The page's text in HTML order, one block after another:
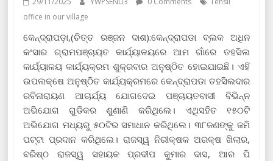
office in our village
କେନ୍ଦ୍ରାପଡ଼ା,(ଚିତ୍ତ ରଞ୍ଜନ ଦାଶ):କେନ୍ଦ୍ରାପଡା ବ୍ଲକ ଅଧିନ
କଂସାର ଗ୍ରାମପଞ୍ଚାୟତ କାର୍ଯ୍ୟାଳୟରେ ଆମ ଗାଁରେ ତହସିଲ
କାର୍ଯ୍ୟାଳୟ କାର୍ଯ୍ୟକ୍ରମ ଶୁକ୍ରବାର ଅନୁଷ୍ଠିତ ହୋଇଯାଇଛି। ଏହି
ଉପଲକ୍ଷେ ଅନୁଷ୍ଠିତ କାର୍ଯ୍ୟକ୍ରମରେ କେନ୍ଦ୍ରାପଡା ତହସିଲଦାର
ରବିନାରାୟଣ ଆଚାର୍ଯ୍ୟ ଯୋଗଦେଇ ପଞ୍ଚାୟତବାସୀ ବିଭିନ୍ନ
ଅଭିଯୋଗ ଗୁଡିକର ଶୁଣାଣି କରିଥିଲେ। ଏଥିସହିତ ୧୫୦ଟି
ଅଭିଯୋଗ ମଧ୍ୟରୁ ୫୦ଟିର ସମାଧାନ କରିଥିଲେ। ୩୮ଜଣଙ୍କୁ ଜମି
ପଟ୍ଟା ପ୍ରଦାନ କରିଥିଲେ। ରାଜସ୍ୱ ନିରୀକ୍ଷକ ଅରକ୍ଷ ଖିଲାର,
ବରିଷ୍ଠ ରାଜସ୍ୱ ସହାୟକ ପ୍ରଦୀପ କୁମାର ଦାସ, ଆର ପି